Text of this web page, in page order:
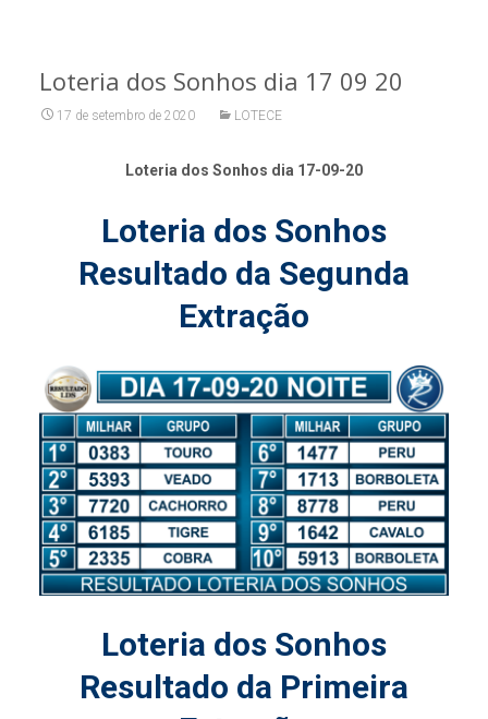
Loteria dos Sonhos dia 17 09 20
17 de setembro de 2020 LOTECE
Loteria dos Sonhos dia 17-09-20
Loteria dos Sonhos
Resultado da Segunda
Extração
Loteria dos Sonhos
Resultado da Primeira